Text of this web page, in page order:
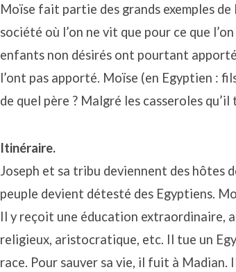
Moïse fait partie des grands exemples
société où l’on ne vit que pour ce que
enfants non désirés ont pourtant
l’ont pas apporté. Moïse (en Egyptien :
de quel père ? Malgré les casseroles
Itinéraire.
Joseph et sa tribu deviennent des hôtes
peuple devient détesté des Egyptiens.
Il y reçoit une éducation extraordinaire,
religieux, aristocratique, etc. Il tue un
race. Pour sauver sa vie, il fuit à Madian.